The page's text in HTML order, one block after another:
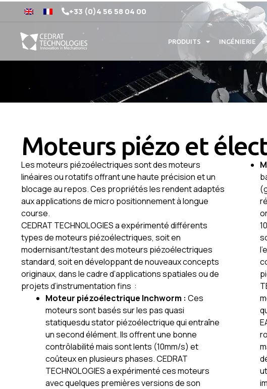
+33 (0)4 56 58 04 00
PRODUITS INGÉNIERIE
Moteurs piézo et
Les moteurs piézoélectriques sont des moteurs
linéaires ou rotatifs offrant une haute précision et un
blocage au repos. Ces propriétés les rendent adaptés
aux applications de micro positionnement à longue
course.
CEDRAT TECHNOLOGIES a expérimenté différents
types de moteurs piézoélectriques, soit en
modernisant/testant des moteurs piézoélectriques
standard, soit en développant de nouveaux concepts
originaux, dans le cadre d’applications spatiales ou de
projets d’instrumentation fins :
Moteur piézoélectrique Inchworm : Ces
moteurs sont basés sur les pas quasi
statiquesdu stator piézoélectrique qui entraîne
un second élément. Ils offrent une bonne
contrôlabilité mais sont lents (10mm/s) et
coûteux en plusieurs phases. CEDRAT
TECHNOLOGIES a expérimenté ces moteurs
avec quelques premières versions de son